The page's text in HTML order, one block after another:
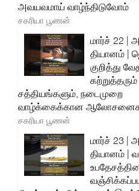
அவயவமாய் வாழ்ந்திடுவோம்
சகரியா பூணன்
மார்ச் 22 |
தியானம் |
குறித்து
கற்றுத்தரும்
சத்தியங்களும், நடைமுறை
வாழ்க்கைக்கான
சகரியா பூணன்
மார்ச் 23 |
தியானம் |